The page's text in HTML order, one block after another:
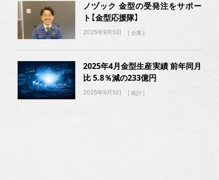
ノヅック 金型の受発注をサポー
ト【金型応援隊】
2025年9月5日 企業
2025年4月金型生産実績 前年同月
比 5.8％減の233億円
2025年9月5日 統計